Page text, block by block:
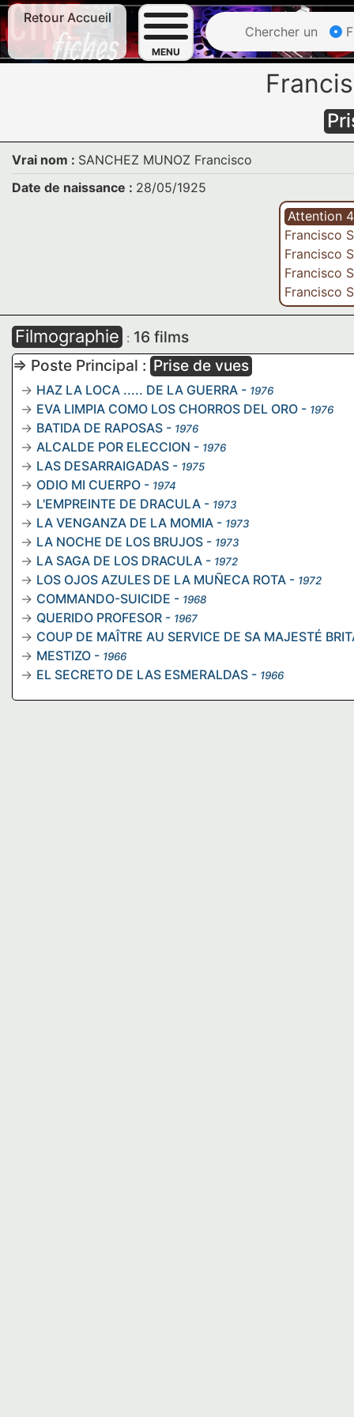
Retour Accueil
MENU
Chercher un
Vrai nom : SANCHEZ MUNOZ Francisco
Date de naissance : 28/05/1925
Attention
Francisco
Francisco
Francisco
Francisco
Filmographie : 16 films
=> Poste Principal : Prise de vues
HAZ LA LOCA ..... DE LA GUERRA - 1976
EVA LIMPIA COMO LOS CHORROS DEL ORO - 1976
BATIDA DE RAPOSAS - 1976
ALCALDE POR ELECCION - 1976
LAS DESARRAIGADAS - 1975
ODIO MI CUERPO - 1974
L'EMPREINTE DE DRACULA - 1973
LA VENGANZA DE LA MOMIA - 1973
LA NOCHE DE LOS BRUJOS - 1973
LA SAGA DE LOS DRACULA - 1972
LOS OJOS AZULES DE LA MUÑECA ROTA - 1972
COMMANDO-SUICIDE - 1968
QUERIDO PROFESOR - 1967
COUP DE MAÎTRE AU SERVICE DE SA MAJESTÉ
MESTIZO - 1966
EL SECRETO DE LAS ESMERALDAS - 1966